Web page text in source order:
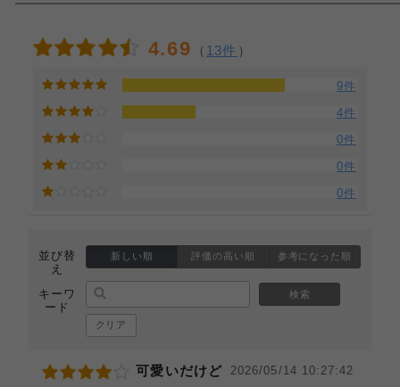
4.69 （ 13件 ）
9件
4件
0件
0件
0件
並び替
え
新しい順 評価の高い順 参考になった順
キーワ
ード
検索
クリア
可愛いだけど
2026/05/14 10:27:42